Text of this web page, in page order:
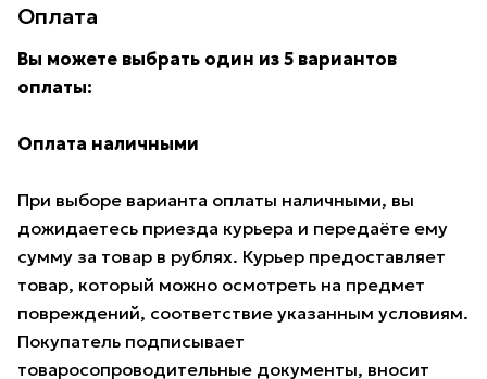
Оплата
Вы можете выбрать один из 5 вариантов
оплаты:
Оплата наличными
При выборе варианта оплаты наличными, вы
дожидаетесь приезда курьера и передаёте ему
сумму за товар в рублях. Курьер предоставляет
товар, который можно осмотреть на предмет
повреждений, соответствие указанным условиям.
Покупатель подписывает
товаросопроводительные документы, вносит